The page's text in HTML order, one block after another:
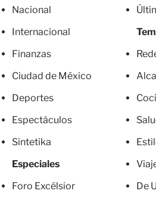
Nacional
Internacional
Finanzas
Ciudad de México
Deportes
Espectáculos
Sintetika
Especiales
Foro Excélsior
De